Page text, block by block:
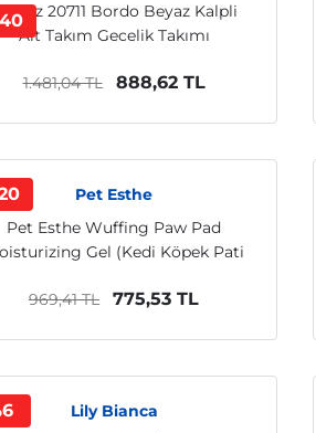
20711 Bordo Beyaz Kalpli
Alt Takım Gecelik Takımı
1.481,04 TL 888,62 TL
Pet Esthe
Pet Esthe Wuffing Paw Pad
Gel (Kedi Köpek Pati
969,41 TL
775,53 TL
Lily Bianca